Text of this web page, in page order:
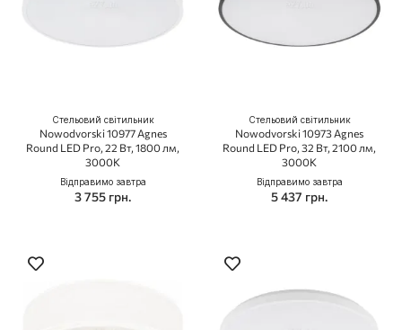
Стельовий світильник
Nowodvorski 10977 Agnes
Round LED Pro, 22 Вт, 1800 лм,
3000K
Відправимо завтра
3 755 грн.
Стельовий світильник
Nowodvorski 10973 Agnes
Round LED Pro, 32 Вт, 2100 лм,
3000K
Відправимо завтра
5 437 грн.